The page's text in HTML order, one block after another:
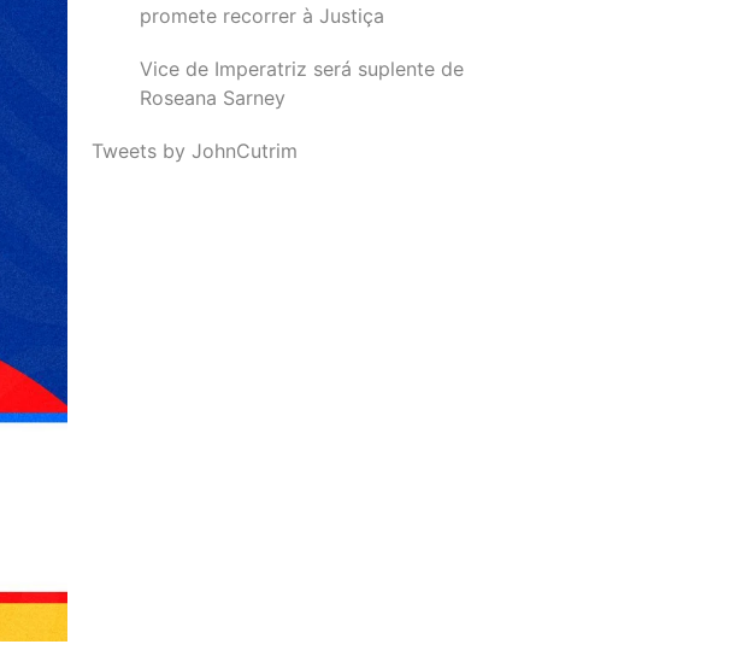
promete recorrer à Justiça
Vice de Imperatriz será suplente de
Roseana Sarney
Tweets by JohnCutrim